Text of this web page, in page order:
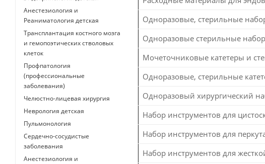
Одноразовые, стерильные
Одноразовые стерильные
Мочеточниковые катетеры и
Одноразовые, стерильные
Одноразовый хирургический
Набор инструментов для
Набор инструментов для
Набор инструментов для
Анестезиология и
Реаниматология детская
Трансплантация костного мозга
и гемопоэтических стволовых
клеток
Профпатология
(профессиональные
заболевания)
Челюстно-лицевая хирургия
Неврология детская
Пульмонология
Сердечно-сосудистые
заболевания
Анестезиология и